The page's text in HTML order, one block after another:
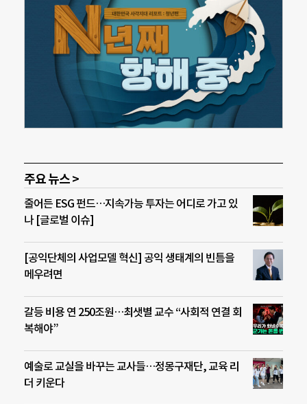
주요 뉴스 >
줄어든 ESG 펀드…지속가능 투자는 어디로 가고 있
나 [글로벌 이슈]
[공익단체의 사업모델 혁신] 공익 생태계의 빈틈을
메우려면
갈등 비용 연 250조원…최샛별 교수 “사회적 연결 회
복해야”
예술로 교실을 바꾸는 교사들…정몽구재단, 교육 리
더 키운다